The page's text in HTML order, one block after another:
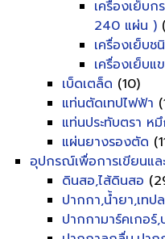
เครื่องเย็บ
240 แผ่น )
เครื่องเย็บช
เครื่องเย็บ
เบ็ดเตล็ด (10)
แท่นตัดเทปไฟฟ้า
แท่นประทับตรา ห
แผ่นยางรองตัด
อุปกรณ์เพื่อการเขียนแล
ดินสอ,ไส้ดินสอ
ปากกา,น้ำยา,เทป
ปากกามาร์คเกอร์